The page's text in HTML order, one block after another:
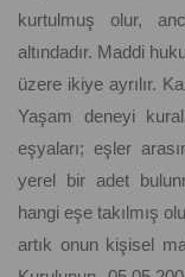
kurtulmuş olur,
altındadır. Maddi
üzere ikiye ayrılır.
Yaşam deneyi
eşyaları; eşler
yerel bir adet
hangi eşe takılmış
artık onun kişisel